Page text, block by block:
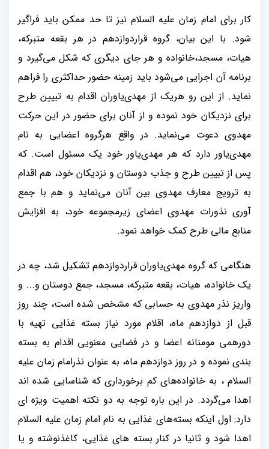
کار برای امام زمان علیه السلام نیز تا حد ممکن باید فراگیر
شود. با این بیان، گروه قراردوازدهم در هر بقعه متبرکه،
هیات، مسجد،خانواده و هر جای دیگری که شکل می‌گیرد و
برنامه آن اجرایی می‌شود باید زمینه حضور حداکثری را فراهم
نماید. از این رو هریک از مهدی‌یاوران اقدام به تبیین طرح
برای نزدیکان خود نموده و از آنان برای حضور در این حرکت
مهدوی دعوت می‌نماید. در واقع هرگروه اعضایی به نام
مهدی‌یاور دارد که هر مهدی‌یاور خود یک مسئول است. که
پس از تبیین طرح و جذب دوستان و نزدیکان خود، هم اقدام
به ترویج معارف مهدوی بین آنان می‌نماید و هم با جمع
آوری نذورات مهدوی اعضای زیرمجموعه خود، به افزایش
منابع مالی طرح کمک خواهد نمود.
هنگامی که گروه مهدی‌یاوران قراردوازدهم تشکیل شد، چه در
یک خانواده، هیات، بقعه متبرکه، مسجد، جمع دوستان و... و
واریز نذر مهدوی به حسابی که مشخص شده است، چند روز
قبل از دوازدهم ماه، اقلام مورد نیاز بسته غذایی تهیه با
دورهمی مومنانه اعضا و در فضایی معنویی اقدام به بسته
بندی نموده و در روز دوازدهم ماه، به عنوان نذرامام زمان علیه
السلام ، به خانواده‌های کم برخورداری که شناسایی شده اند
اهدا می‌گردد. در این باره توجه به دو نکته اهمیت ویژه ای
دارد: اول اینکه بسته‌های غذایی به نام امام زمان علیه السلام
اهدا شود و ثانیا در کنار بسته های غذایی، کاغذنوشته و یا